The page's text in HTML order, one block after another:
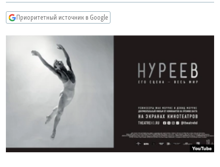
Вернутся
КАВКАЗ.РЕАЛИИ
СЕВЕР.РЕАЛИИ
СИБИРЬ.РЕАЛИИ
РАСПИСАНИЕ ВЕЩАНИЯ
ПОДПИШИТЕСЬ НА РАССЫЛКУ
СОЦИАЛЬНЫЕ СЕТИ
Приоритетный источник в Google